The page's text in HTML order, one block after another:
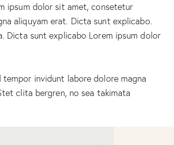
ipsum dolor sit amet, consetetur
aliquyam erat. Dicta sunt explicabo.
Dicta sunt explicabo Lorem ipsum dolor
invidunt labore dolore magna
clita bergren, no sea takimata